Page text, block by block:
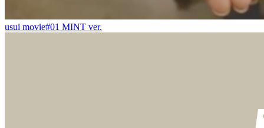
usui movie#01 MINT ver.